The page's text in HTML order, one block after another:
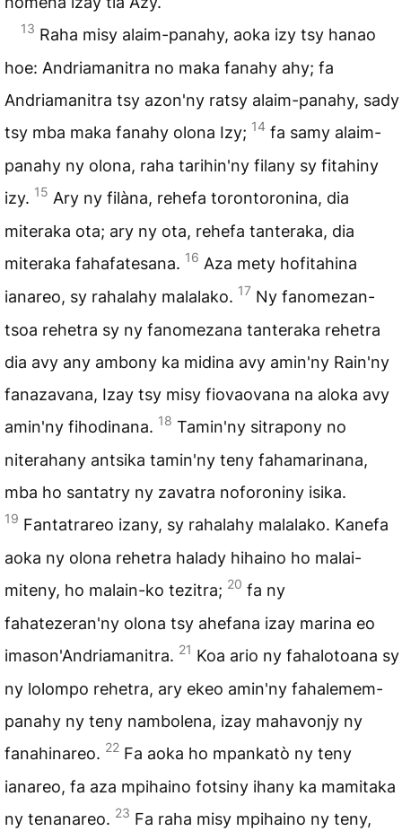
13 Raha misy alaim-panahy, aoka izy tsy hanao
hoe: Andriamanitra no maka fanahy ahy; fa
Andriamanitra tsy azon'ny ratsy alaim-panahy, sady
tsy mba maka fanahy olona Izy; 14 fa samy alaim-
panahy ny olona, raha tarihin'ny filany sy fitahiny
izy. 15 Ary ny filàna, rehefa torontoronina, dia
miteraka ota; ary ny ota, rehefa tanteraka, dia
miteraka fahafatesana. 16 Aza mety hofitahina
ianareo, sy rahalahy malalako. 17 Ny fanomezan-
tsoa rehetra sy ny fanomezana tanteraka rehetra
dia avy any ambony ka midina avy amin'ny Rain'ny
fanazavana, Izay tsy misy fiovaovana na aloka avy
amin'ny fihodinana. 18 Tamin'ny sitrapony no
niterahany antsika tamin'ny teny fahamarinana,
mba ho santatry ny zavatra noforoniny isika.
19 Fantatrareo izany, sy rahalahy malalako. Kanefa
aoka ny olona rehetra halady hihaino ho malai-
miteny, ho malain-ko tezitra; 20 fa ny
fahatezeran'ny olona tsy ahefana izay marina eo
imason'Andriamanitra. 21 Koa ario ny fahalotoana sy
ny lolompo rehetra, ary ekeo amin'ny fahalemem-
panahy ny teny nambolena, izay mahavonjy ny
fanahinareo. 22 Fa aoka ho mpankatò ny teny
ianareo, fa aza mpihaino fotsiny ihany ka mamitaka
ny tenanareo. 23 Fa raha misy mpihaino ny teny,